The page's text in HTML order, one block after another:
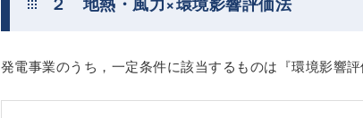
発電事業のうち，一定条件に該当するものは『環境影響評